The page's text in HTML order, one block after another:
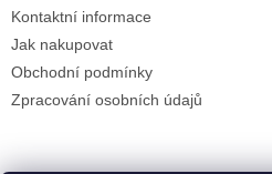
Kontaktní informace
Jak nakupovat
Obchodní podmínky
Zpracování osobních údajů